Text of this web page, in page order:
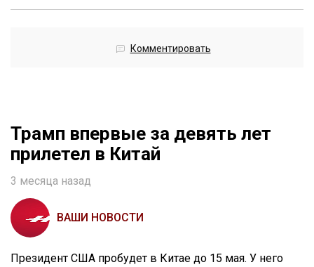
Комментировать
Трамп впервые за девять лет
прилетел в Китай
3 месяца назад
ВАШИ НОВОСТИ
Президент США пробудет в Китае до 15 мая. У него